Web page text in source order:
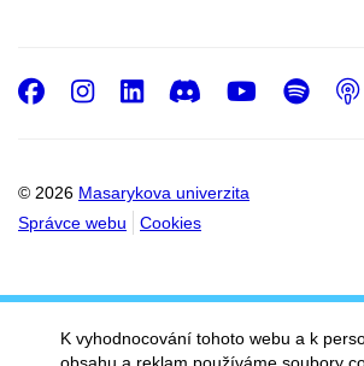
© 2026 Masarykova univerzita
Správce webu
Cookies
Facebook
Instagram
LinkedIn
Discord
K vyhodnocování tohoto webu a k